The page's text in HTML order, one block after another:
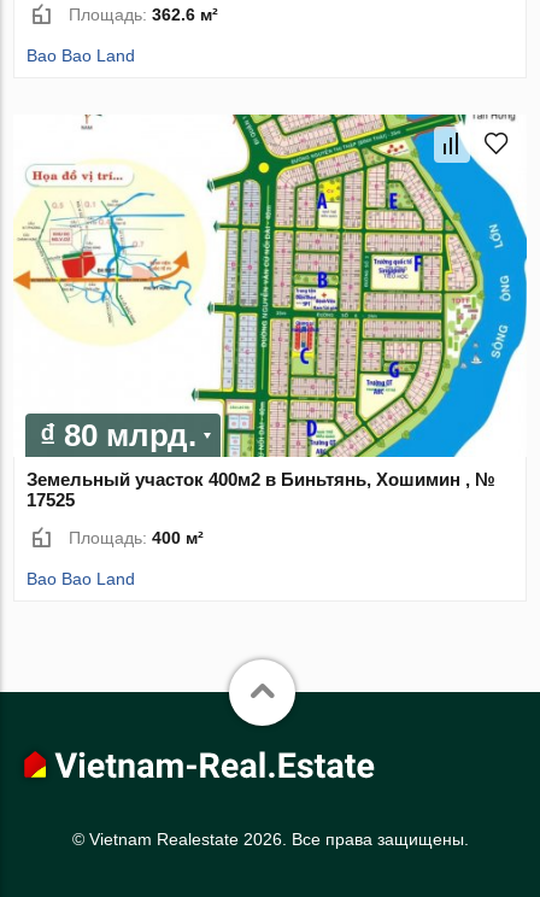
Площадь:362.6 м²
Bao Bao Land
₫ 80 млрд.
Земельный участок 400м2 в Биньтянь, Хошимин , №
17525
Площадь:400 м²
Bao Bao Land
© Vietnam Realestate 2026. Все права защищены.